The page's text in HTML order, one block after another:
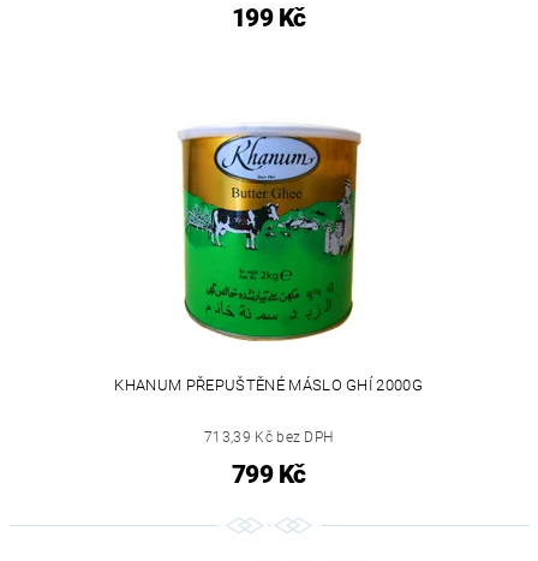
199 Kč
KHANUM PŘEPUŠTĚNÉ MÁSLO GHÍ 2000G
713,39 Kč bez DPH
799 Kč